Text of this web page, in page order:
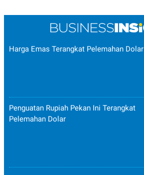
Harga Emas Terangkat Pelemahan Dolar
Penguatan Rupiah Pekan Ini Terangkat
Pelemahan Dolar